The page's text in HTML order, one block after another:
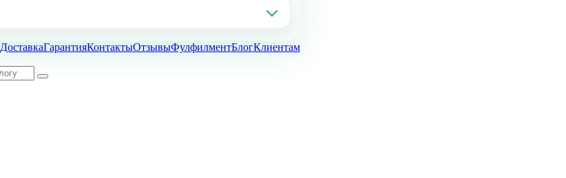
ДоставкаГарантияКонтактыОтзывыФулфилментБлогКлиентам